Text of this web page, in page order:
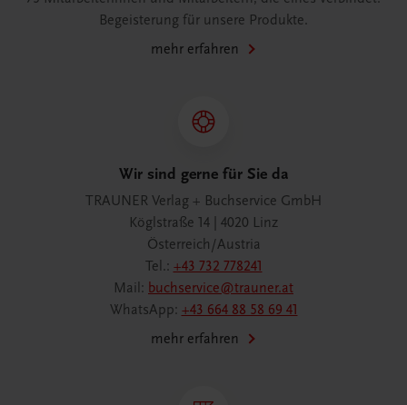
Begeisterung für unsere Produkte.
mehr erfahren
Wir sind gerne für Sie da
TRAUNER Verlag + Buchservice GmbH
Köglstraße 14 | 4020 Linz
Österreich/Austria
Tel.: +43 732 778241
Mail: buchservice@trauner.at
WhatsApp: +43 664 88 58 69 41
mehr erfahren